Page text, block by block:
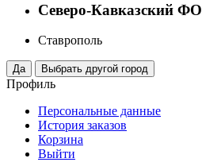
Северо-Кавказский ФО
Ставрополь
Профиль
Персональные данные
История заказов
Корзина
Выйти